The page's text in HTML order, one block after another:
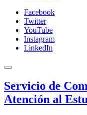
Facebook
Twitter
YouTube
Instagram
LinkedIn
Servicio de
Atención al